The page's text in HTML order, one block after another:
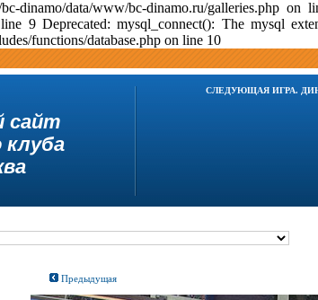
dinamo/data/www/bc-dinamo.ru/galleries.php
line 9 Deprecated: mysql_connect(): The mysql
functions/database.php on line 10
сайт
клуба
СЛЕДУЮЩАЯ ИГРА.
Предыдущая